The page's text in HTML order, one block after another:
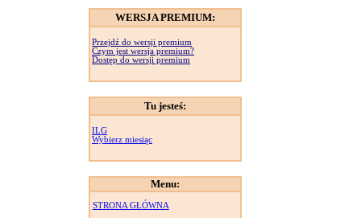
WERSJA PREMIUM:
Przejdź do wersji premium
Czym jest wersja premium?
Dostęp do wersji premium
Tu jesteś:
ILG
Wybierz miesiąc
Menu:
STRONA GŁÓWNA